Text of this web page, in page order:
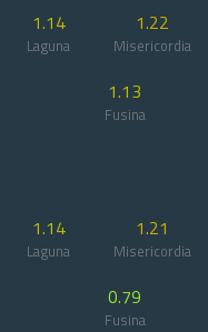
1.14
Laguna
1.22
Misericordia
1.13
Fusina
1.14
Laguna
1.21
Misericordia
0.79
Fusina